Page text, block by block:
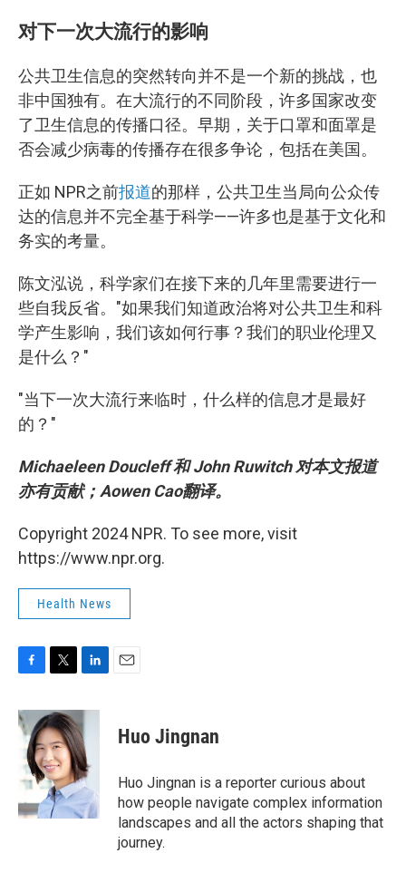
对下一次大流行的影响
公共卫生信息的突然转向并不是一个新的挑战，也
非中国独有。在大流行的不同阶段，许多国家改变
了卫生信息的传播口径。早期，关于口罩和面罩是
否会减少病毒的传播存在很多争论，包括在美国。
正如 NPR之前报道的那样，公共卫生当局向公众传
达的信息并不完全基于科学——许多也是基于文化和
务实的考量。
陈文泓说，科学家们在接下来的几年里需要进行一
些自我反省。"如果我们知道政治将对公共卫生和科
学产生影响，我们该如何行事？我们的职业伦理又
是什么？"
"当下一次大流行来临时，什么样的信息才是最好
的？"
Michaeleen Doucleff 和 John Ruwitch 对本文报道
亦有贡献；Aowen Cao翻译。
Copyright 2024 NPR. To see more, visit
https://www.npr.org.
Health News
c
e
b
o
o
i
t
t
e
r
n
k
e
d
I
n
Huo Jingnan
Huo Jingnan is a reporter curious about
how people navigate complex information
landscapes and all the actors shaping that
journey.